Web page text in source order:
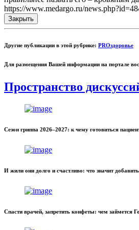
https://www.medargo.ru/
Закрыть
Другие публикации в этой рубрике: PROздоровье
Для размещения Вашей информации на портале
Пространство
Сезон гриппа 2026–2027: к чему готовиться
И жили они долго и счастливо: что значит
Спасти врачей, запретить конфеты: чем займется